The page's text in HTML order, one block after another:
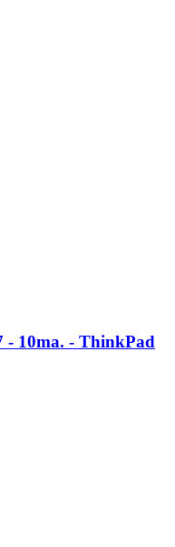
- 10ma. - ThinkPad